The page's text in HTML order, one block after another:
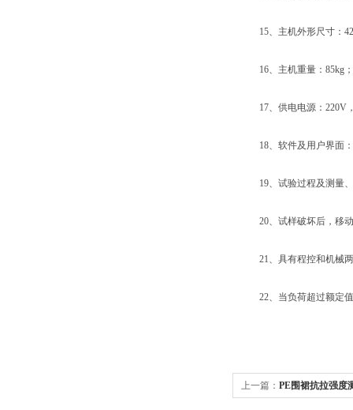
15、主机外形尺寸：
16、主机重量：85kg；
17、供电电源：220V
18、软件及用户界面：
19、试验过程及测量、
20、试样破坏后，移动
21、具有程控和机械两
22、当负荷超过额定值
上一篇： PE围裙抗拉强度